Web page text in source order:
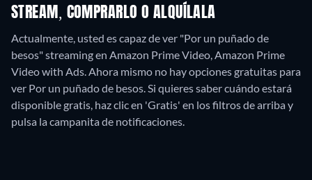
STREAM, COMPRARLO O ALQUÍLALA
Actualmente, usted es capaz de ver "Por un puñado de
besos" streaming en Amazon Prime Video, Amazon Prime
Video with Ads.Ahora mismo no hay opciones gratuitas para
ver Por un puñado de besos. Si quieres saber cuándo estará
disponible gratis, haz clic en 'Gratis' en los filtros de arriba y
pulsa la campanita de notificaciones.